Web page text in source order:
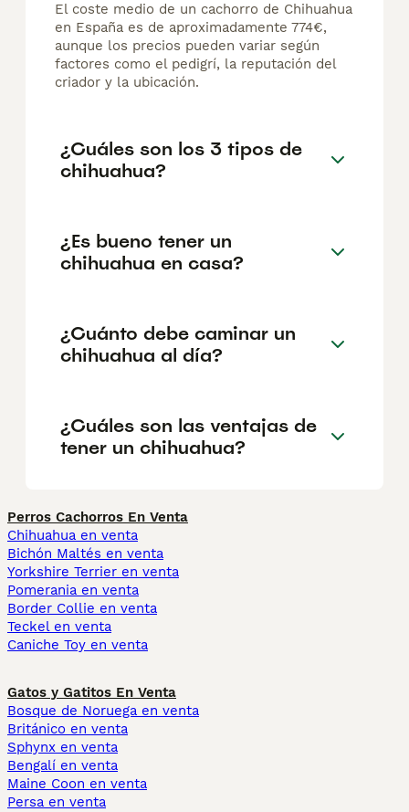
El coste medio de un cachorro de Chihuahua
en España es de aproximadamente 774€,
aunque los precios pueden variar según
factores como el pedigrí, la reputación del
criador y la ubicación.
¿Cuáles son los 3 tipos de
chihuahua?
¿Es bueno tener un
chihuahua en casa?
¿Cuánto debe caminar un
chihuahua al día?
¿Cuáles son las ventajas de
tener un chihuahua?
Perros Cachorros En Venta
Chihuahua en venta
Bichón Maltés en venta
Yorkshire Terrier en venta
Pomerania en venta
Border Collie en venta
Teckel en venta
Caniche Toy en venta
Gatos y Gatitos En Venta
Bosque de Noruega en venta
Británico en venta
Sphynx en venta
Bengalí en venta
Maine Coon en venta
Persa en venta